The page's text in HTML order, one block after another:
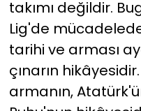
takımı değildir.
Lig'de
tarihi ve arması
çınarın
armanın,